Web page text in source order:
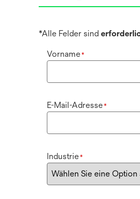
*Alle Felder sind
Vorname*
E-Mail-Adresse*
Industrie*